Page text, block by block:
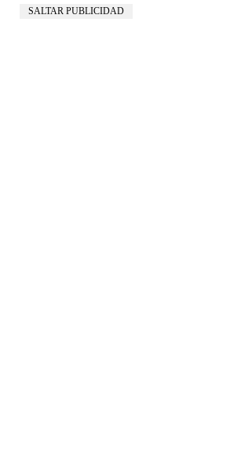
SALTAR PUBLICIDAD